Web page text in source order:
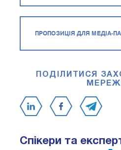
ПРОПОЗИЦІЯ ДЛЯ МЕДІА-
ПОДІЛИТИСЯ
Спікери та